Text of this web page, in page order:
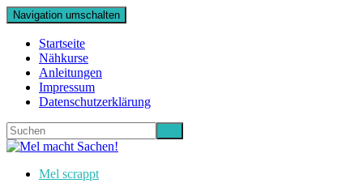
Navigation umschalten
Startseite
Nähkurse
Anleitungen
Impressum
Datenschutzerklärung
Mel scrappt